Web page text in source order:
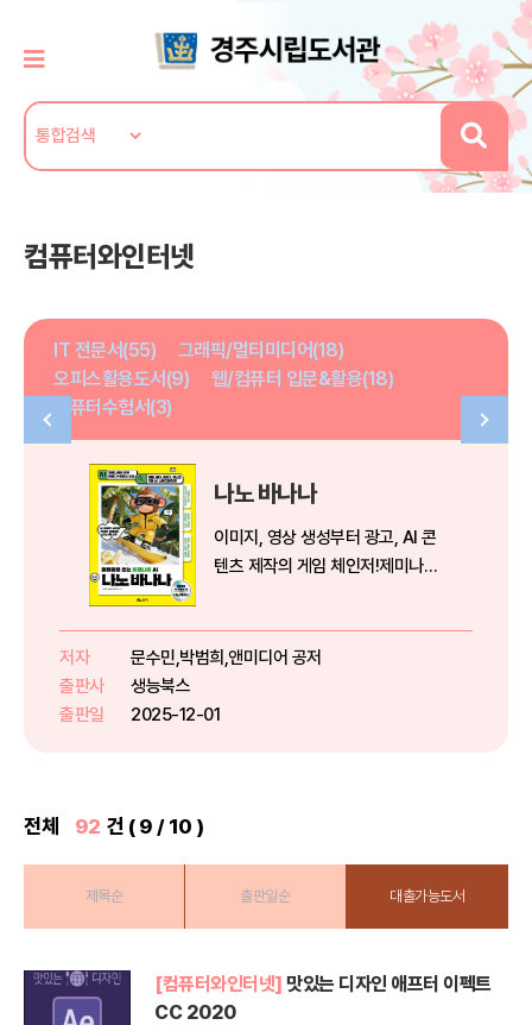
컴퓨터와인터넷
IT 전문서(55)
그래픽/멀티미디어(18)
오피스활용도서(9)
웹/컴퓨터 입문&활용(18)
컴퓨터수험서(3)
나노 바나나
이미지, 영상 생성부터 광고, AI 콘
텐츠 제작의 게임 체인저!제미나이
답답했던 적이 있나요? 복잡한 배
려다 몇 시간씩 고생해 본 적은...
저자
문수민,박범희,앤미디어 공저
출판사
생능북스
출판일
2025-12-01
전체 92 건 ( 9 / 10 )
제목순 출판일순 대출가능도서
[컴퓨터와인터넷] 맛있는 디자인 애프터 이펙트
CC 2020